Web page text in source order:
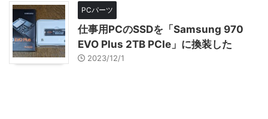
PCパーツ
仕事用PCのSSDを「Samsung 970
EVO Plus 2TB PCIe」に換装した
2023/12/1